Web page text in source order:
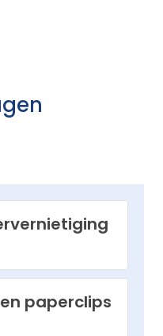
paperclips